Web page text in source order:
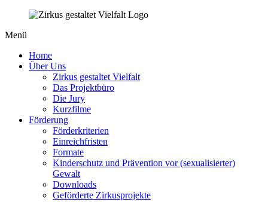
Menü
Home
Über Uns
Zirkus gestaltet Vielfalt
Das Projektbüro
Die Jury
Kurzfilme
Förderung
Förderkriterien
Einreichfristen
Formate
Kinderschutz und Prävention vor (sexualisierter)
Gewalt
Downloads
Geförderte Zirkusprojekte